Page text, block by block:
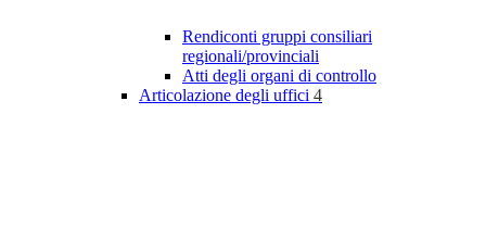
Rendiconti gruppi consiliari
regionali/provinciali
Atti degli organi di controllo
Articolazione degli uffici 4